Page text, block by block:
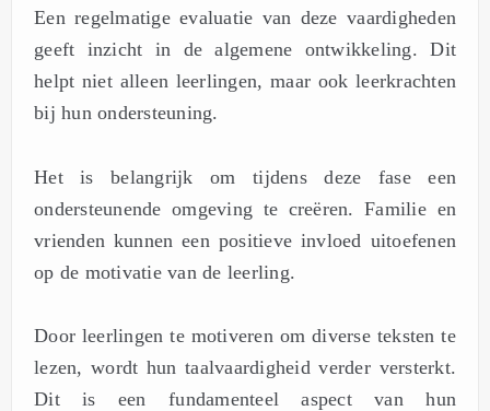
Een regelmatige evaluatie van deze vaardigheden
geeft inzicht in de algemene ontwikkeling. Dit
helpt niet alleen leerlingen, maar ook leerkrachten
bij hun ondersteuning.
Het is belangrijk om tijdens deze fase een
ondersteunende omgeving te creëren. Familie en
vrienden kunnen een positieve invloed uitoefenen
op de motivatie van de leerling.
Door leerlingen te motiveren om diverse teksten te
lezen, wordt hun taalvaardigheid verder versterkt.
Dit is een fundamenteel aspect van hun